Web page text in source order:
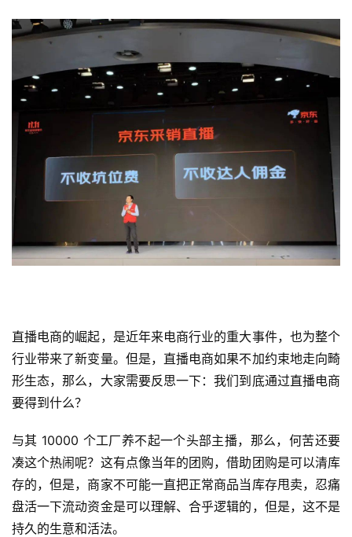
直播电商的崛起，是近年来电商行业的重大事件，也为整个
行业带来了新变量。但是，直播电商如果不加约束地走向畸
形生态，那么，大家需要反思一下：我们到底通过直播电商
要得到什么？
与其 10000 个工厂养不起一个头部主播，那么，何苦还要
凑这个热闹呢？这有点像当年的团购，借助团购是可以清库
存的，但是，商家不可能一直把正常商品当库存甩卖，忍痛
盘活一下流动资金是可以理解、合乎逻辑的，但是，这不是
持久的生意和活法。